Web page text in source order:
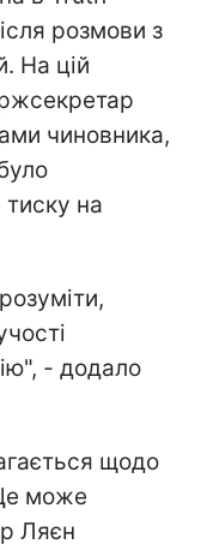
розмови з
На цій
чиновника,
на
- додало
щодо
може
Ляєн